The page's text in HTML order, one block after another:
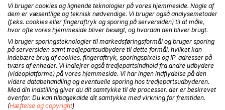
Tre historier fra Brande,
Otte fortællinger fra krigen 1940-45 i Brande,
Seksten noter fra Brande,
Syv noter om industri og håndværk i Brande 1870'erne -
1930'erne.
Den når omkring Brande Apotek, Vandrehjemmet,
spejderkorpset i Brande og Bjarne Kielgast s sørgmuntre
småstykker og sære begivenheder fra Brande Sogn.
Vi bruger cookies og lignende teknologier på vores hjemmeside. Nogle af
dem er væsentlige og teknisk nødvendige. Vi bruger også analysemetoder
(f.eks. cookies eller fingeraftryk og sporing på serversiden) til at måle,
hvor ofte vores hjemmeside bliver besøgt, og hvordan den bliver brugt.
Vi bruger sporingsteknologier til markedsføringsformål og bruger sporing
på serversiden samt tredjepartsudbydere til dette formål, hvilket kan
indebære brug af cookies, fingeraftryk, sporingspixels og IP-adresser på
tværs af enheder. Vi indlejrer også tredjepartsindhold fra andre udbydere
(videoplatforme) på vores hjemmeside. Vi har ingen indflydelse på den
videre databehandling og eventuelle sporing hos tredjepartsudbyderen.
Med din indstilling giver du dit samtykke til de processer, der er beskrevet
ovenfor. Du kan tilbagekalde dit samtykke med virkning for fremtiden.
(Hæftelse og copyright)